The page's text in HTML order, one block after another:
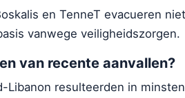
en TenneT evacueren
vanwege veiligheidszorgen.
van recente aanvallen?
Libanon resulteerden in